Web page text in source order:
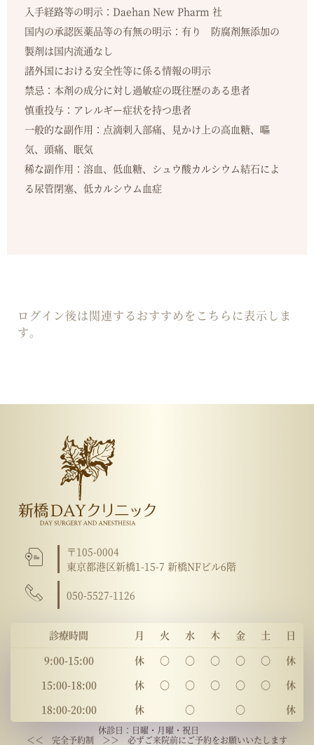
入手経路等の明示：Daehan New Pharm 社
国内の承認医薬品等の有無の明示：有り 防腐剤無添加の
製剤は国内流通なし
諸外国における安全性等に係る情報の明示
禁忌：本剤の成分に対し過敏症の既往歴のある患者
慎重投与：アレルギー症状を持つ患者
一般的な副作用：点滴刺入部痛、見かけ上の高血糖、嘔
気、頭痛、眠気
稀な副作用：溶血、低血糖、シュウ酸カルシウム結石によ
る尿管閉塞、低カルシウム血症
ログイン後は関連するおすすめをこちらに表示しま
す。
〒105-0004
東京都港区新橋1-15-7 新橋NFビル6階
050-5527-1126
診療時間 月 火 水 木 金 土
日
9:00-15:00
休 〇 〇 〇 〇 〇
休
15:00-18:00
休 〇 〇 〇 〇 〇
休
18:00-20:00
休 〇 〇 休
休診日：日曜・月曜・祝日
＜＜ 完全予約制 ＞＞ 必ずご来院前にご予約をお願いいたします